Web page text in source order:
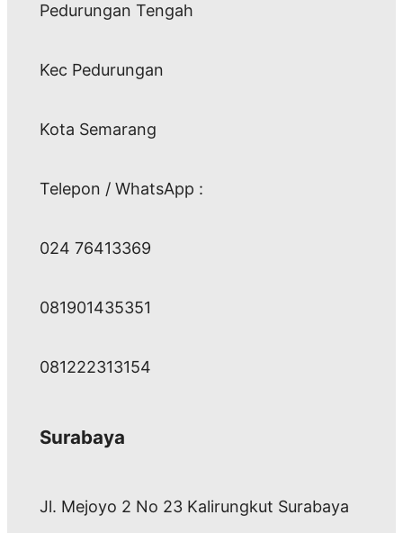
Pedurungan Tengah
Kec Pedurungan
Kota Semarang
Telepon / WhatsApp :
024 76413369
081901435351
081222313154
Surabaya
Jl. Mejoyo 2 No 23 Kalirungkut Surabaya